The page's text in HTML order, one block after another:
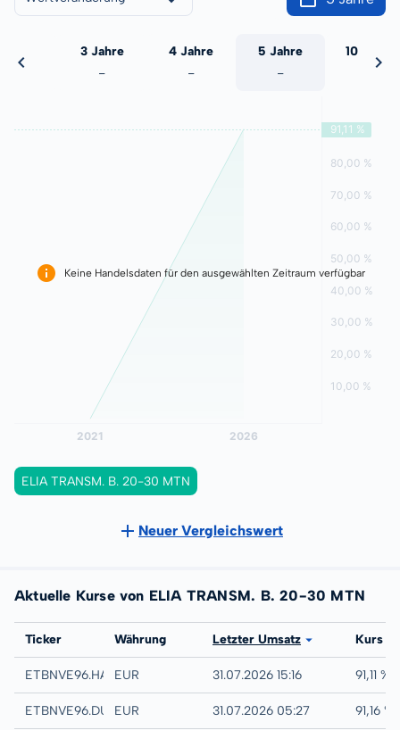
3 Jahre
-
4 Jahre
-
5 Jahre
-
10 Jahre
Keine Handelsdaten für den ausgewählten Zeitraum verfügbar
ELIA TRANSM. B. 20-30 MTN
Neuer Vergleichswert
Aktuelle Kurse von ELIA TRANSM. B. 20-30 MTN
Börse
Ticker Währung Letzter Umsatz Kurs
Hamburg
ETBNVE96.HAMBEUR 31.07.2026 15:16 91,11 %
Quotrix
ETBNVE96.DUSDEUR 31.07.2026 05:27 91,16 %